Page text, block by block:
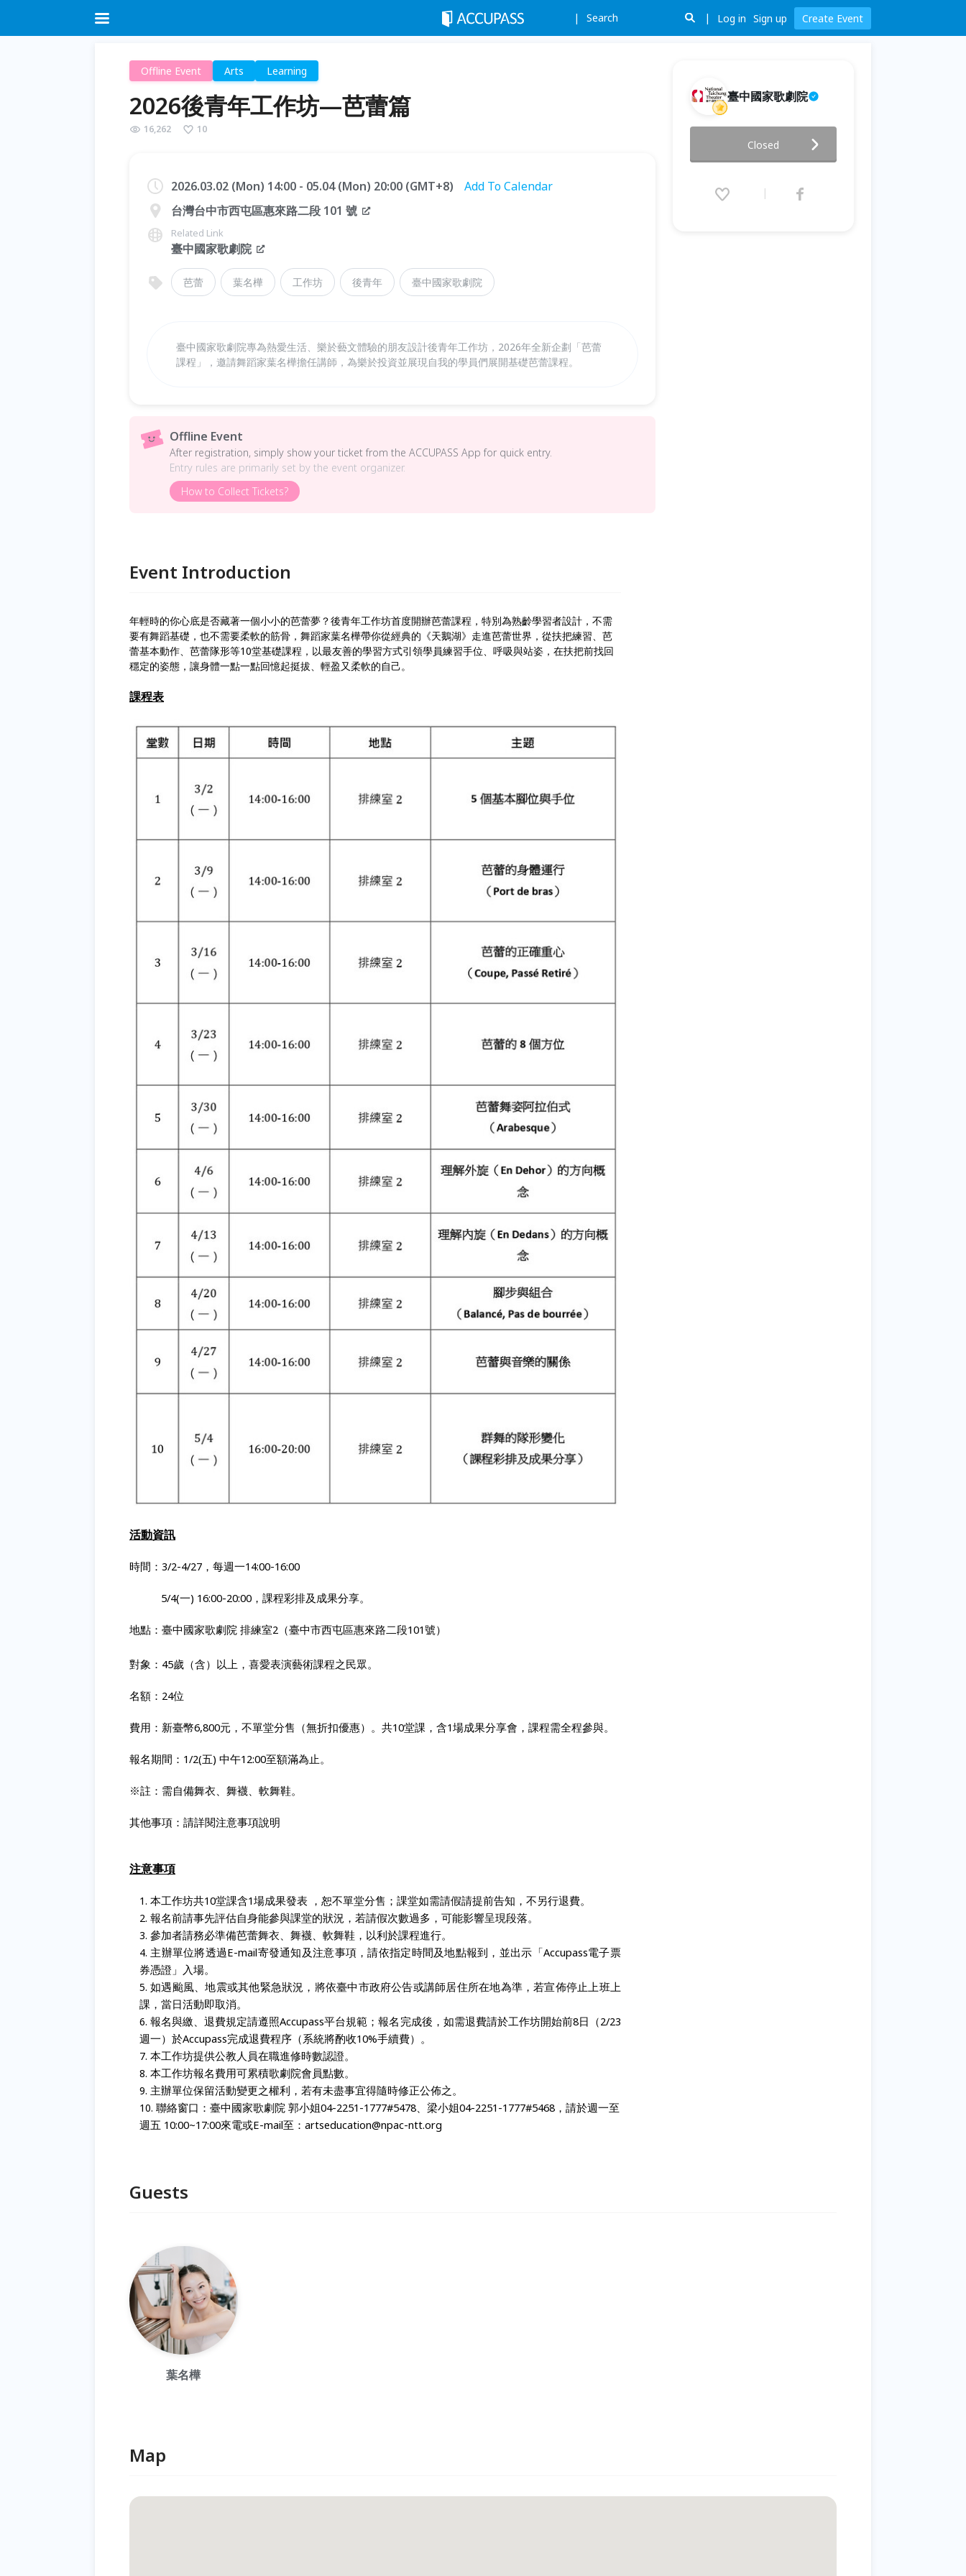
Search Log in Sign up Create Event
Offline Event Arts Learning
2026後青年工作坊—芭蕾篇
16,262 10
2026.03.02 (Mon) 14:00 - 05.04 (Mon) 20:00 (GMT+8)
Add To Calendar
台灣台中市西屯區惠來路二段 101 號
Related Link
臺中國家歌劇院
芭蕾 葉名樺 工作坊 後青年 臺中國家歌劇院
臺中國家歌劇院專為熱愛生活、樂於藝文體驗的朋友設計後青年工作坊，2026年全新企劃「芭蕾
課程」，邀請舞蹈家葉名樺擔任講師，為樂於投資並展現自我的學員們展開基礎芭蕾課程。
Offline Event
After registration, simply show your ticket from the ACCUPASS App for quick entry.
Entry rules are primarily set by the event organizer.
How to Collect Tickets?
Event Introduction
年輕時的你心底是否藏著一個小小的芭蕾夢？後青年工作坊首度開辦芭蕾課程，特別為熟齡學習者設計，不需
要有舞蹈基礎，也不需要柔軟的筋骨，舞蹈家葉名樺帶你從經典的《天鵝湖》走進芭蕾世界，從扶把練習、芭
蕾基本動作、芭蕾隊形等10堂基礎課程 ， 以最友善的學習方式引領學員練習手位、呼吸與站姿，在扶把前找回
穩定的姿態，讓身體一點一點回憶起挺拔、輕盈又柔軟的自己。
課程表
活動資訊
時間： 3/2-4/27，每週一14:00-16:00
5/4(一) 16:00-20:00 ，課程彩排及成果分享。
地點：臺中國家歌劇院 排練室2 （臺中市西屯區惠來路二段101號）
對象： 45歲（含）以上，喜愛表演藝術課程之民眾。
名額： 24位
費用：新臺幣6,800元，不單堂分售（無折扣優惠）。共10堂課，含1場成果分享會，課程需全程參與。
報名期間： 1/2(五) 中午12:00至額滿為止。
※註：需自備舞衣、舞襪、軟舞鞋。
其他事項：請詳閱注意事項說明
注意事項
本工作坊共10堂課含1場成果發表 ，恕不單堂分售；課堂如需請假請提前告知，不另行退費。
報名前請事先評估自身能參與課堂的狀況，若請假次數過多，可能影響呈現段落。
參加者請務必準備芭蕾舞衣、舞襪、軟舞鞋，以利於課程進行。
主辦單位將透過E-mail寄發通知及注意事項，請依指定時間及地點報到，並出示「Accupass電子票
券憑證」入場。
如遇颱風、地震或其他緊急狀況，將依臺中市政府公告或講師居住所在地為準，若宣佈停止上班上
課，當日活動即取消。
報名與繳、退費規定請遵照Accupass平台規範；報名完成後，如需退費請於工作坊開始前8日（2/23
週一）於Accupass完成退費程序（系統將酌收10%手續費）。
本工作坊提供公教人員在職進修時數認證。
本工作坊報名費用可累積歌劇院會員點數。
主辦單位保留活動變更之權利，若有未盡事宜得隨時修正公佈之。
聯絡窗口：臺中國家歌劇院 郭小姐04-2251-1777#5478、梁小姐04-2251-1777#5468 ，請於週一至
週五 10:00~17:00來電或E-mail至： artseducation@npac-ntt.org
臺中國家歌劇院
2026.03.02 (Mon) 14:00 - 05.04
(Mon) 20:00 (GMT+8)
Closed
Guests
葉名樺
Map